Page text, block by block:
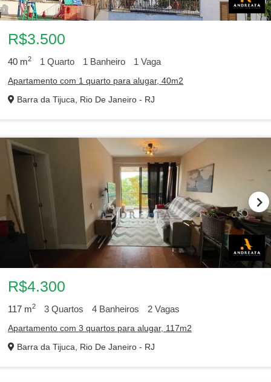
R$3.500
40 m2 1 Quarto 1 Banheiro 1 Vaga
Apartamento com 1 quarto para alugar, 40m2
Barra da Tijuca, Rio De Janeiro - RJ
R$4.300
117 m2 3 Quartos 4 Banheiros 2 Vagas
Apartamento com 3 quartos para alugar, 117m2
Barra da Tijuca, Rio De Janeiro - RJ